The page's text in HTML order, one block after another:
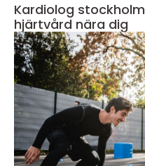
Kardiolog stockholm trygg och modern
hjärtvård nära dig